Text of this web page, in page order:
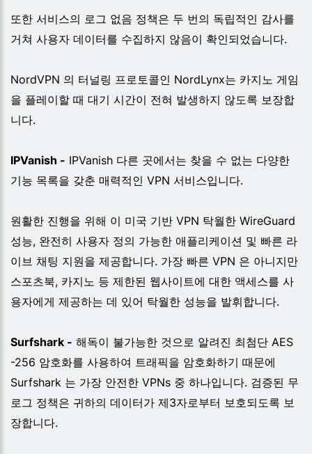
또한 서비스의 로그 없음 정책은 두 번의 독립적인 감사를
거쳐 사용자 데이터를 수집하지 않음이 확인되었습니다.
NordVPN 의 터널링 프로토콜인 NordLynx는 카지노 게임
을 플레이할 때 대기 시간이 전혀 발생하지 않도록 보장합
니다.
IPVanish - IPVanish 다른 곳에서는 찾을 수 없는 다양한
기능 목록을 갖춘 매력적인 VPN 서비스입니다.
원활한 진행을 위해 이 미국 기반 VPN 탁월한 WireGuard
성능, 완전히 사용자 정의 가능한 애플리케이션 및 빠른 라
이브 채팅 지원을 제공합니다. 가장 빠른 VPN 은 아니지만
스포츠북, 카지노 등 제한된 웹사이트에 대한 액세스를 사
용자에게 제공하는 데 있어 탁월한 성능을 발휘합니다.
Surfshark - 해독이 불가능한 것으로 알려진 최첨단 AES
-256 암호화를 사용하여 트래픽을 암호화하기 때문에
Surfshark 는 가장 안전한 VPNs 중 하나입니다. 검증된 무
로그 정책은 귀하의 데이터가 제3자로부터 보호되도록 보
장합니다.